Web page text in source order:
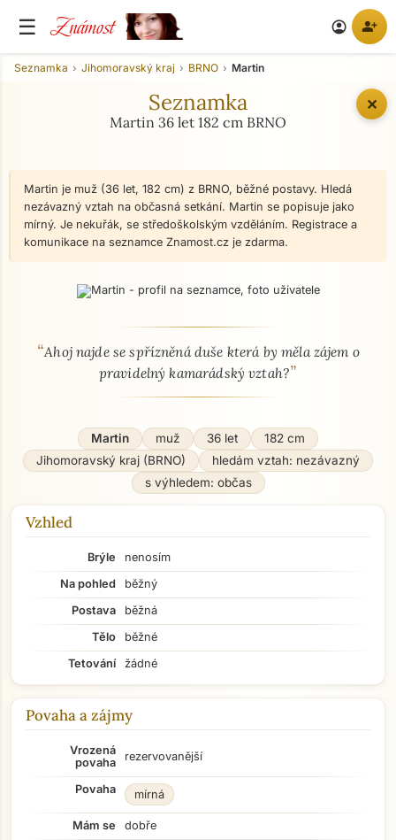
☰ Známost account_circle person_add
✕
Seznamka Jihomoravský kraj BRNO Martin
Seznamka
Martin 36 let 182 cm BRNO
Martin je muž (36 let, 182 cm) z BRNO, běžné postavy. Hledá
nezávazný vztah na občasná setkání. Martin se popisuje jako
mírný. Je nekuřák, se středoškolským vzděláním. Registrace a
komunikace na seznamce Znamost.cz je zdarma.
O mně - seznamka profil
“Ahoj najde se spřízněná duše která by měla zájem o
pravidelný kamarádský vztah?”
Martin muž 36 let
182 cm
Jihomoravský kraj (BRNO)
hledám vztah: nezávazný
s výhledem: občas
Vzhled
Brýle
nenosím
Na pohled
běžný
Postava
běžná
Tělo
běžné
Tetování
žádné
Povaha a zájmy
Vrozená
povaha
rezervovanější
Povaha mírná
Mám se
dobře